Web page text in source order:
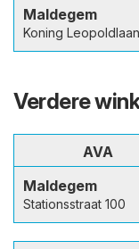
Maldegem
Koning Leopoldlaan
Verdere
AVA
Maldegem
Stationsstraat 100